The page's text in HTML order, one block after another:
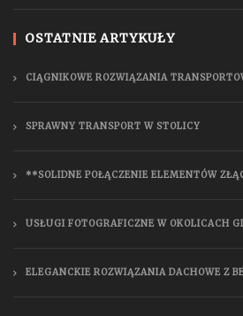
OSTATNIE ARTYKUŁY
CIĄGNIKOWE ROZWIĄZANIA
SPRAWNY TRANSPORT W STOLICY
**SOLIDNE POŁĄCZENIE ELEMENTÓW
USŁUGI FOTOGRAFICZNE W OKOLICACH
ELEGANCKIE ROZWIĄZANIA DACHOWE Z